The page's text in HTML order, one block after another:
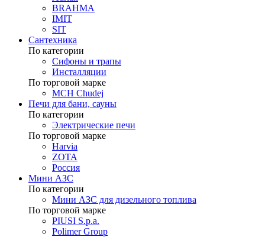
BRAHMA
IMIT
SIT
Сантехника
По категории
Сифоны и трапы
Инсталляции
По торговой марке
MCH Chudej
Печи для бани, сауны
По категории
Электрические печи
По торговой марке
Harvia
ZOTA
Россия
Мини АЗС
По категории
Мини АЗС для дизельного топлива
По торговой марке
PIUSI S.p.a.
Polimer Group